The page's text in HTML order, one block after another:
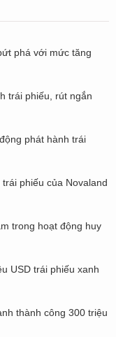
phá với mức tăng
trái phiếu, rút ngắn
phát hành trái
phiếu của Novaland
trong hoạt động huy
USD trái phiếu xanh
thành công 300 triệu